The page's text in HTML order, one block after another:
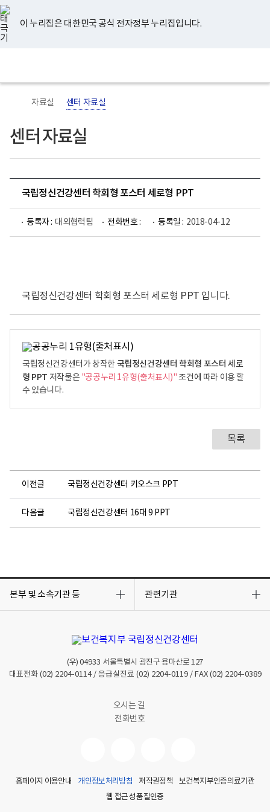
너
비
767px
이
하
이 누리집은 대한민국 공식 전자정부 누리집입니다.
지
검
메
홈
자료실 센터 자료실
센터 자료실
국립정신건강센터 학회형 포스터 세로형 PPT
등록자 : 대외협력팀 전화번호 : 등록일 : 2018-04-12
국립정신건강센터 학회형 포스터 세로형 PPT 입니다.
국립정신건강센터가 창작한 국립정신건강센터 학회형 포스터 세로
형 PPT 저작물은 "공공누리 1유형(출처표시)"조건에 따라 이용 할
수 있습니다.
목록
이전글 국립정신건강센터 키오스크 PPT
다음글 국립정신건강센터 16대 9 PPT
본부 및 소속기관 등
기
관련기관
기
(우)04933 서울특별시 광진구 용마산로 127
대표전화 (02) 2204-0114/ 응급실진료 (02) 2204-0119/ FAX (02) 2204-0389
오시는 길
전화번호
유
튜
브
페
이
스
북
인
스
타
그
램
블
로
그
홈페이지 이용안내 개인정보처리방침 저작권정책
보건복지부인증의료기관
웹 접근성 품질인증